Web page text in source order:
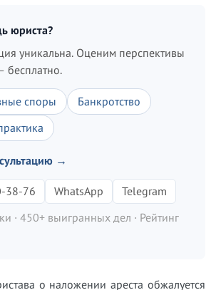
юриста?
уникальна. Оценим перспективы
бесплатно.
споры
Банкротство
→
38-76 WhatsApp
Telegram
· 450+ выигранных дел · Рейтинг
о наложении ареста обжалуется